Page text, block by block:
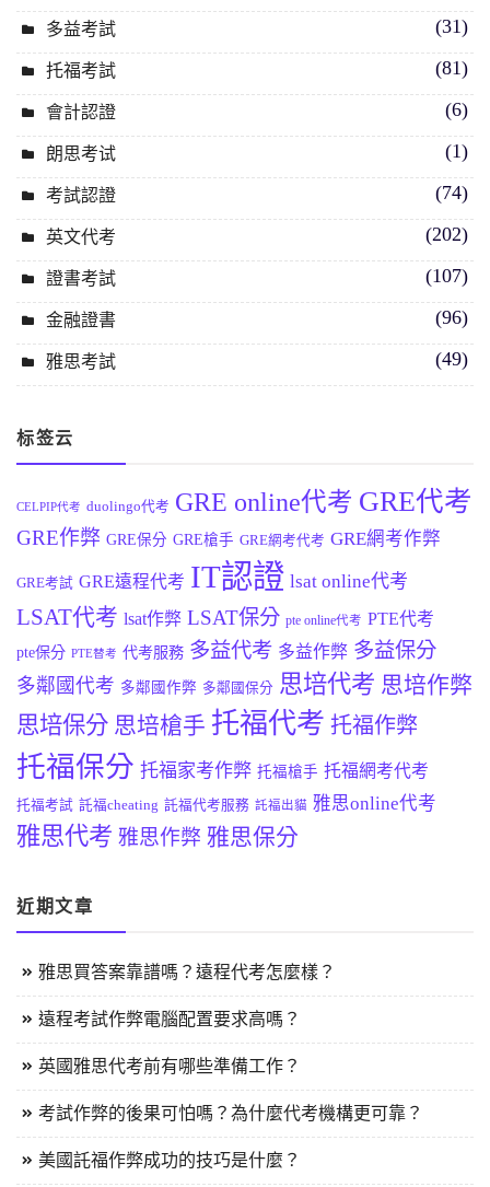
多益考試 (31)
托福考試 (81)
會計認證 (6)
朗思考试 (1)
考試認證 (74)
英文代考 (202)
證書考試 (107)
金融證書 (96)
雅思考試 (49)
标签云
CELPIP代考 duolingo代考 GRE online代考 GRE代考
GRE作弊 GRE保分 GRE槍手 GRE網考代考 GRE網考作弊
GRE考試 GRE遠程代考 IT認證 lsat online代考
LSAT代考 lsat作弊 LSAT保分 pte online代考 PTE代考
pte保分 PTE替考 代考服務 多益代考 多益作弊 多益保分
多鄰國代考 多鄰國作弊 多鄰國保分 思培代考 思培作弊
思培保分 思培槍手 托福代考 托福作弊
托福保分 托福家考作弊 托福槍手 托福網考代考
托福考試 託福cheating 託福代考服務 託福出貓 雅思online代考
雅思代考 雅思作弊 雅思保分
近期文章
雅思買答案靠譜嗎？遠程代考怎麼樣？
遠程考試作弊電腦配置要求高嗎？
英國雅思代考前有哪些準備工作？
考試作弊的後果可怕嗎？為什麼代考機構更可靠？
美國託福作弊成功的技巧是什麼？